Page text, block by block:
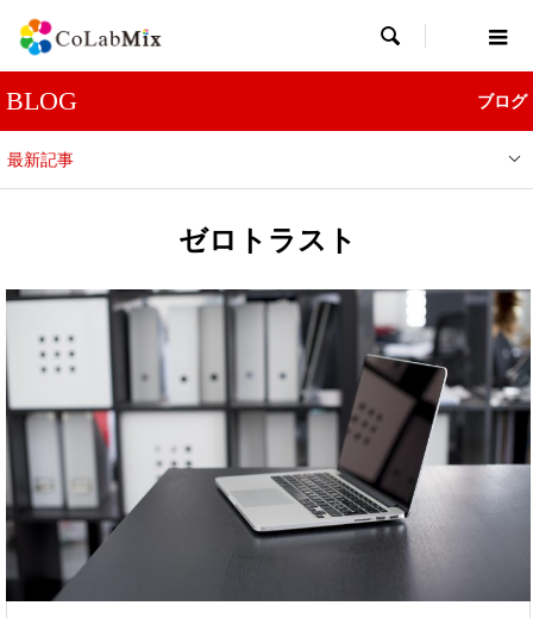

BLOG ブログ
最新記事
ゼロトラスト